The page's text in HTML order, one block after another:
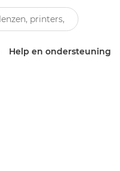
Help en ondersteuning